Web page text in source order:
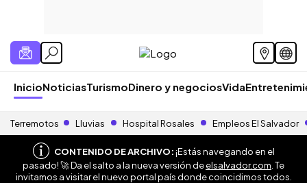
InicioNoticiasTurismoDinero y negociosVida
Terremotos Lluvias Hospital Rosales Empleos El Salvador
CONTENIDO DE ARCHIVO:¡Estás navegando en el
pasado! 🚀 Da el salto a la nueva versión deelsalvador.com . Te
invitamos a visitar el nuevo portal país donde coincidimos todos.